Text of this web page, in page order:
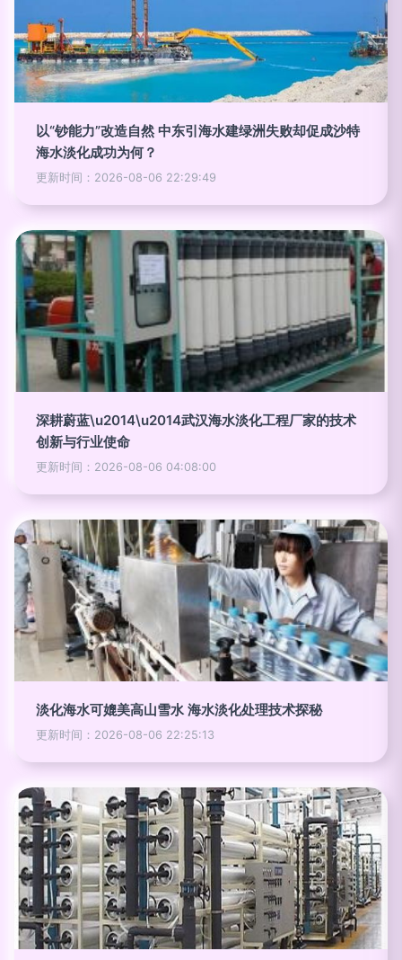
以“钞能力”改造自然 中东引海水建绿洲失败却促成沙特
海水淡化成功为何？
更新时间：2026-08-06 22:29:49
深耕蔚蓝\u2014\u2014武汉海水淡化工程厂家的技术
创新与行业使命
更新时间：2026-08-06 04:08:00
淡化海水可媲美高山雪水 海水淡化处理技术探秘
更新时间：2026-08-06 22:25:13